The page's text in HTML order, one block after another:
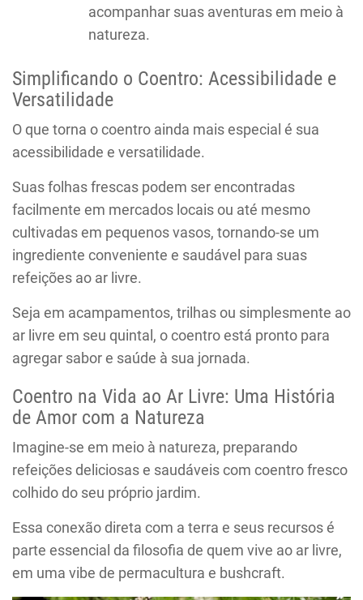
acompanhar suas aventuras em meio à
natureza.
Simplificando o Coentro: Acessibilidade e
Versatilidade
O que torna o coentro ainda mais especial é sua
acessibilidade e versatilidade.
Suas folhas frescas podem ser encontradas
facilmente em mercados locais ou até mesmo
cultivadas em pequenos vasos, tornando-se um
ingrediente conveniente e saudável para suas
refeições ao ar livre.
Seja em acampamentos, trilhas ou simplesmente ao
ar livre em seu quintal, o coentro está pronto para
agregar sabor e saúde à sua jornada.
Coentro na Vida ao Ar Livre: Uma História
de Amor com a Natureza
Imagine-se em meio à natureza, preparando
refeições deliciosas e saudáveis com coentro fresco
colhido do seu próprio jardim.
Essa conexão direta com a terra e seus recursos é
parte essencial da filosofia de quem vive ao ar livre,
em uma vibe de permacultura e bushcraft.